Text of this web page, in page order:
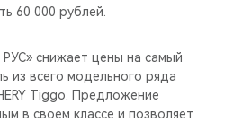
60 000 рублей.
снижает цены на самый
из всего модельного ряда
Tiggo. Предложение
в своем классе и позволяет